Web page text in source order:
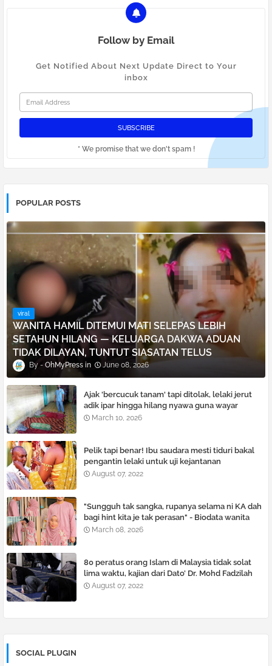
Follow by Email
Get Notified About Next Update Direct to Your
inbox
* We promise that we don't spam !
POPULAR POSTS
viral
WANITA HAMIL DITEMUI MATI SELEPAS LEBIH
SETAHUN HILANG — KELUARGA DAKWA ADUAN
TIDAK DILAYAN, TUNTUT SIASATAN TELUS
OhMyPress June 08, 2026
Ajak 'bercucuk tanam' tapi ditolak, lelaki je͏rut
adik ipar hingga hilang nyawa guna wayar
pelurus rambut
March 10, 2026
Pelik tapi benar! Ibu saudara mesti tiduri bakal
pengantin lelaki untuk uji kejantanan
August 07, 2022
"Sungguh tak sangka, rupanya selama ni KA dah
bagi hint kita je tak perasan" - Biodata wanita
pilihan hati Khairul Aming akhirnya didedahkan
March 08, 2026
80 peratus orang Islam di Malaysia tidak solat
lima waktu, kajian dari Dato’ Dr. Mohd Fadzilah
Kamsah
August 07, 2022
SOCIAL PLUGIN